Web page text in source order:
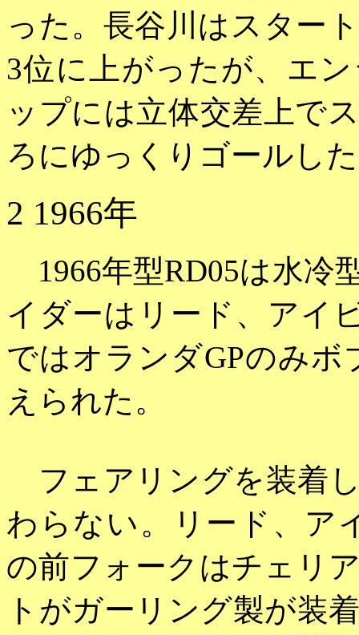
った。長谷川はスター
3位に上がったが、エ
ップには立体交差上で
ろにゆっくりゴールし
2 1966年
1966年型RD05は水冷
イダーはリード、アイ
ではオランダGPのみボ
えられた。
フェアリングを装着
わらない。リード、ア
の前フォークはチェリ
トがガーリング製が装